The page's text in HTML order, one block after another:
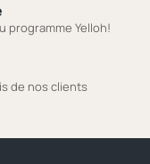
programme Yelloh!
de nos clients